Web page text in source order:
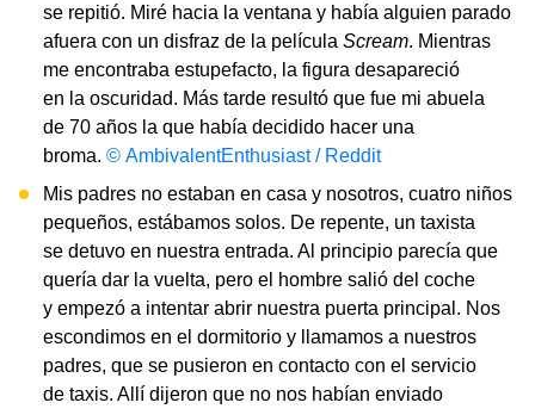
se repitió. Miré hacia la ventana y había alguien parado
afuera con un disfraz de la película Scream. Mientras
me encontraba estupefacto, la figura desapareció
en la oscuridad. Más tarde resultó que fue mi abuela
de 70 años la que había decidido hacer una
broma. © AmbivalentEnthusiast / Reddit
Mis padres no estaban en casa y nosotros, cuatro niños
pequeños, estábamos solos. De repente, un taxista
se detuvo en nuestra entrada. Al principio parecía que
quería dar la vuelta, pero el hombre salió del coche
y empezó a intentar abrir nuestra puerta principal. Nos
escondimos en el dormitorio y llamamos a nuestros
padres, que se pusieron en contacto con el servicio
de taxis. Allí dijeron que no nos habían enviado